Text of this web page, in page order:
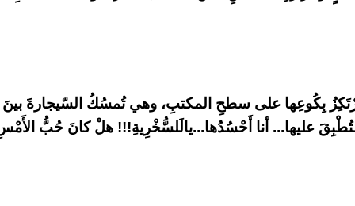
بِكُوعِها على سطحِ المكتبِ، وهي تُمسُكُ السّيجارةَ بينَ
عليها... أنا أَحْسُدُها...يالَلسُّخْرِيةِ!!! هلْ كانَ حُبُّ